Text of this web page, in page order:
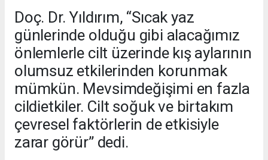
Doç. Dr. Yıldırım, “Sıcak yaz
günlerinde olduğu gibi alacağımız
önlemlerle cilt üzerinde kış aylarının
olumsuz etkilerinden korunmak
mümkün. Mevsimdeğişimi en fazla
cildietkiler. Cilt soğuk ve birtakım
çevresel faktörlerin de etkisiyle
zarar görür” dedi.